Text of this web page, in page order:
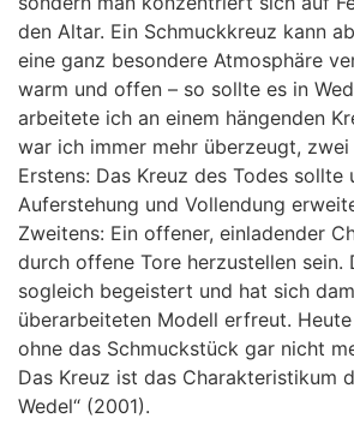
den Altar. Ein Schmuckkreuz kann
eine ganz besondere Atmosphäre
warm und offen – so sollte es in
arbeitete ich an einem hängenden
war ich immer mehr überzeugt, zwei
Erstens: Das Kreuz des Todes sollte
Auferstehung und Vollendung
Zweitens: Ein offener, einladender
durch offene Tore herzustellen sein.
sogleich begeistert und hat sich
überarbeiteten Modell erfreut.
ohne das Schmuckstück gar nicht
Das Kreuz ist das Charakteristikum
Wedel“ (2001).